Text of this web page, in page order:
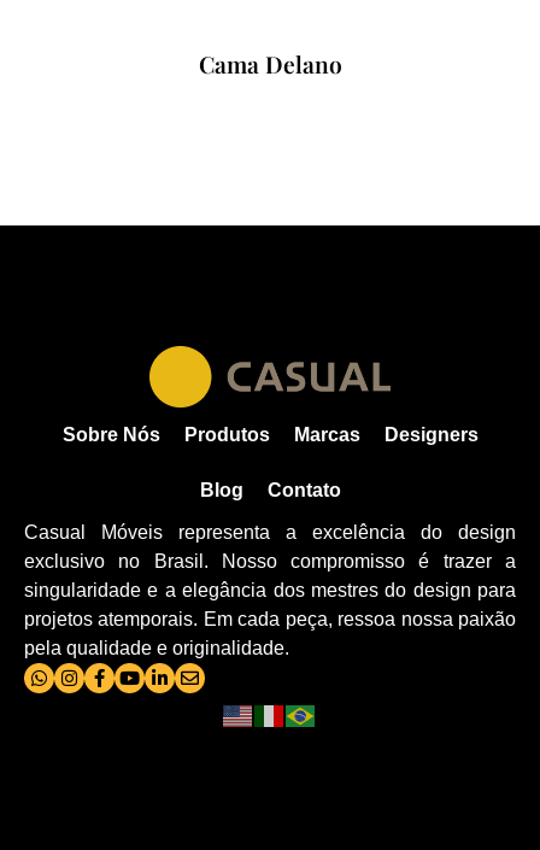
Cama Delano
Sobre Nós Produtos Marcas Designers
Blog Contato
Casual Móveis representa a excelência do design
exclusivo no Brasil. Nosso compromisso é trazer a
singularidade e a elegância dos mestres do design para
projetos atemporais. Em cada peça, ressoa nossa paixão
pela qualidade e originalidade.